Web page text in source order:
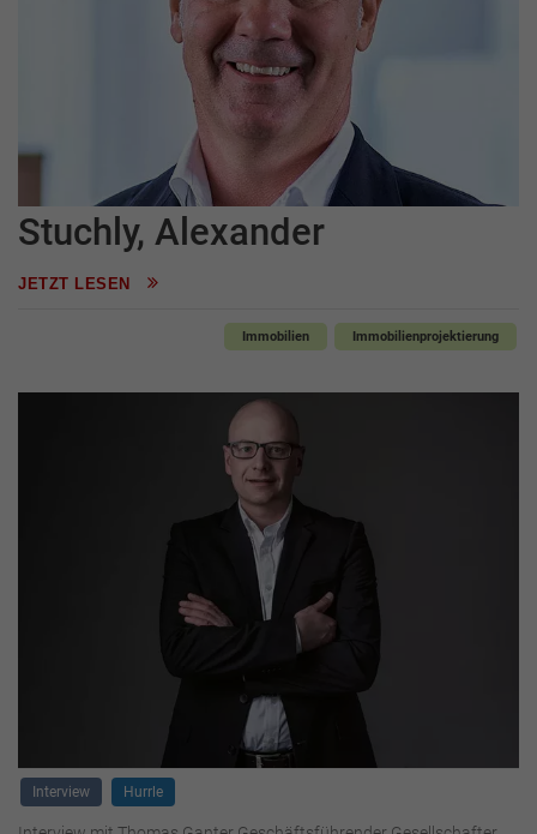
Stuchly, Alexander
JETZT LESEN
Immobilien Immobilienprojektierung
Interview Hurrle